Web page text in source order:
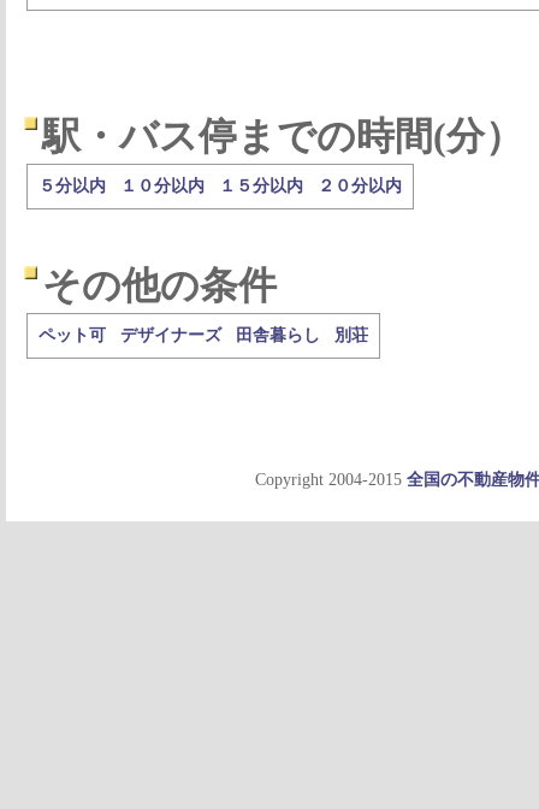
駅・バス停までの時間(分）
５分以内 １０分以内 １５分以内 ２０分以内
その他の条件
ペット可 デザイナーズ 田舎暮らし 別荘
Copyright 2004-2015 全国の不動産物